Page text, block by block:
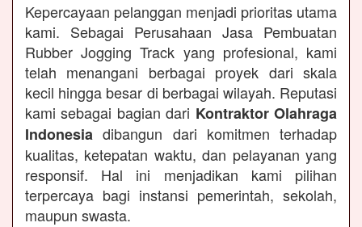
Kepercayaan pelanggan menjadi prioritas utama
kami. Sebagai Perusahaan Jasa Pembuatan
Rubber Jogging Track yang profesional, kami
telah menangani berbagai proyek dari skala
kecil hingga besar di berbagai wilayah. Reputasi
kami sebagai bagian dari Kontraktor Olahraga
Indonesia dibangun dari komitmen terhadap
kualitas, ketepatan waktu, dan pelayanan yang
responsif. Hal ini menjadikan kami pilihan
terpercaya bagi instansi pemerintah, sekolah,
maupun swasta.